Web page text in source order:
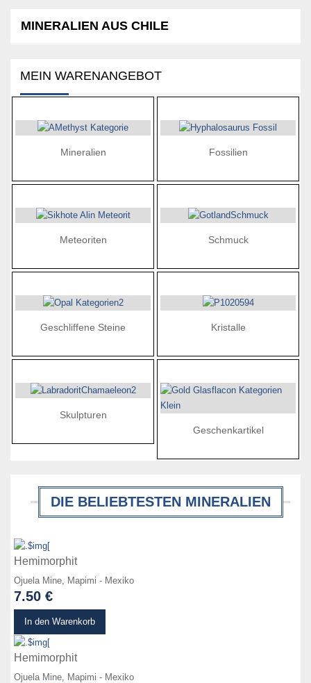
MINERALIEN AUS CHILE
MEIN WARENANGEBOT
Mineralien Fossilien
Meteoriten Schmuck
Geschliffene Steine Kristalle
Skulpturen
Geschenkartikel
DIE BELIEBTESTEN MINERALIEN
zum Produkt
Hemimorphit
Ojuela Mine, Mapimi - Mexiko
7.50 €
In den Warenkorb
Hemimorphit
Ojuela Mine, Mapimi - Mexiko